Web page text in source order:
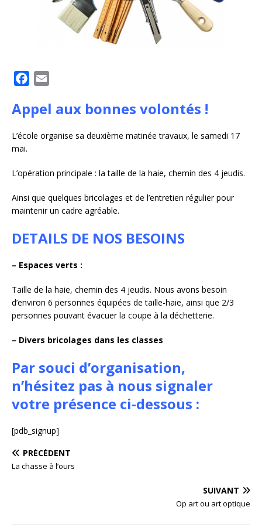
c
b
o
l
Appel aux bonnes volontés !
L’école organise sa deuxième matinée travaux, le samedi 17
mai.
L’opération principale : la taille de la haie, chemin des 4 jeudis.
Ainsi que quelques bricolages et de l’entretien régulier pour
maintenir un cadre agréable.
DETAILS DE NOS BESOINS
– Espaces verts :
Taille de la haie, chemin des 4 jeudis. Nous avons besoin
d’environ 6 personnes équipées de taille-haie, ainsi que 2/3
personnes pouvant évacuer la coupe à la déchetterie.
– Divers bricolages dans les classes
Par souci d’organisation,
n’hésitez pas à nous signaler
votre présence ci-dessous :
[pdb_signup]
PRÉCÉDENT
La chasse à l’ours
SUIVANT
Op art ou art optique